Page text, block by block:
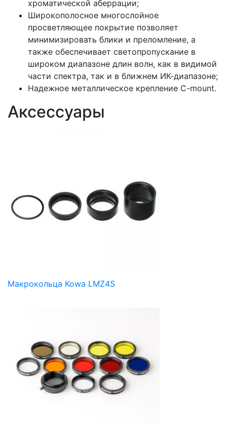
хроматической аберрации;
Широкополосное многослойное
просветляющее покрытие позволяет
минимизировать блики и преломление, а
также обеспечивает светопропускание в
широком диапазоне длин волн, как в видимой
части спектра, так и в ближнем ИК-диапазоне;
Надежное металлическое крепление C-mount.
Аксессуары
Макрокольца Kowa LMZ4S